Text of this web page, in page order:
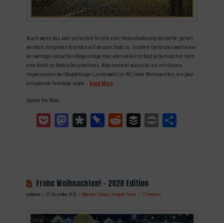
Auch wenn das Jahr sicherlich für alle eine Herausforderung darstellte, gehen
wir doch mit großen Schritten auf dessen Ende zu. Insofern bleibt dies wohl einer
der wenigen aktuellen Blogeinträge hier, aber vielleicht folgt ja demnächst noch
eine Kritik zu Matrix Resurrections. Aber erstmal wünsche ich mit diesen
Impressionen der Magdeburger Lichterwelt (in 4K) frohe Weihnachten, ein paar
entspannte Feiertage sowie …
Read More
Spread the Word:
Pocket MastodonDiasporaPinboardReddit Buffer Print
Frohe Weihnachten! – 2020 Edition
yodahome 23. Dezember 2020 Allgemein / Generic, In eigener Sache 2 Comments